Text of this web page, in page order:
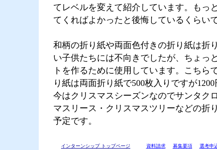
てレベルを変えて紹介しています。もっ
てくればよかったと後悔しているくらい
和柄の折り紙や両面色付きの折り紙は折
い子供たちには不向きでしたが、ちょっ
トを作るために使用しています。こちら
り紙は両面折り紙で500枚入りですが
今はクリスマスシーズンなのでサンタク
マスリース・クリスマスツリーなどの折
予定です。
インターンシップ トップページ 資料請求 募集要項 選考申